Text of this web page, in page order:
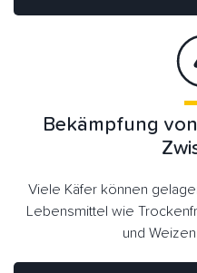
Bekämpfung
Viele Käfer können
Lebensmittel wie
und